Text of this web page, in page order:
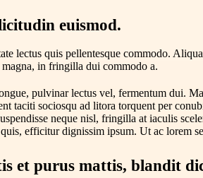
euismod.
lectus quis pellentesque commodo.
in fringilla dui commodo a.
pulvinar lectus vel, fermentum dui.
taciti sociosqu ad litora torquent per
neque nisl, fringilla at iaculis
efficitur dignissim ipsum. Ut ac lorem
et purus mattis, blandit